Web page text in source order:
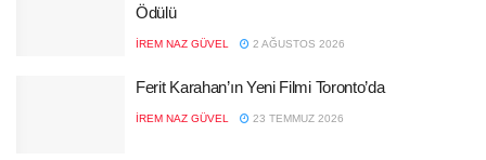
Ödülü
İREM NAZ GÜVEL 2 AĞUSTOS 2026
Ferit Karahan’ın Yeni Filmi Toronto’da
İREM NAZ GÜVEL 23 TEMMUZ 2026